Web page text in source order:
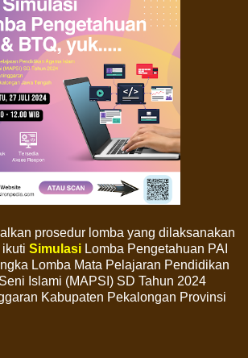
prosedur lomba yang dilaksanakan
Simulasi Lomba Pengetahuan PAI
Lomba Mata Pelajaran Pendidikan
Islami (MAPSI) SD Tahun 2024
Kabupaten Pekalongan Provinsi